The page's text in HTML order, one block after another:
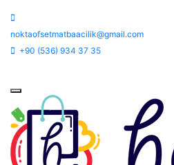
noktaofsetmatbaacilik@gmail.com
+90 (536) 934 37 35